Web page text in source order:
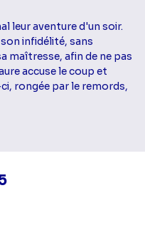
leur aventure d'un soir.
infidélité, sans
maîtresse, afin de ne pas
accuse le coup et
rongée par le remords,
la fiche diffusion